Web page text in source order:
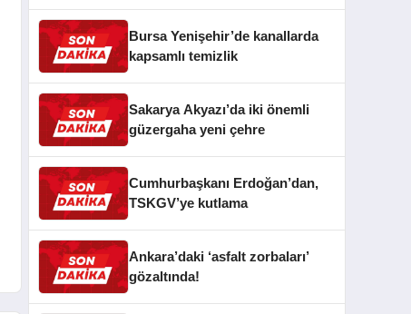
Bursa Yenişehir’de kanallarda
kapsamlı temizlik
Sakarya Akyazı’da iki önemli
güzergaha yeni çehre
Cumhurbaşkanı Erdoğan’dan,
TSKGV’ye kutlama
Ankara’daki ‘asfalt zorbaları’
gözaltında!